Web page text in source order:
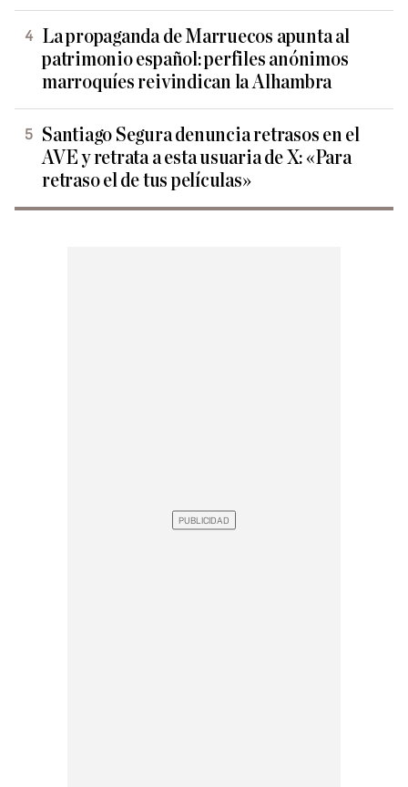
La propaganda de Marruecos apunta al
patrimonio español: perfiles anónimos
marroquíes reivindican la Alhambra
Santiago Segura denuncia retrasos en el
AVE y retrata a esta usuaria de X: «Para
retraso el de tus películas»